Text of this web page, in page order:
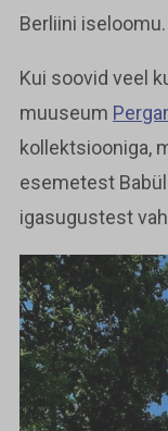
Berliini iseloomu.
Kui soovid veel
muuseum
kollektsiooniga,
esemetest
igasugustest